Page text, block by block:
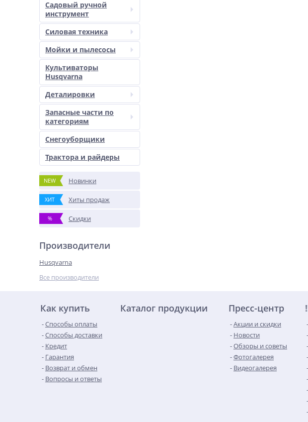
Садовый ручной
инструмент
Силовая техника
Мойки и пылесосы
Культиваторы
Husqvarna
Деталировки
Запасные части по
категориям
Снегоуборщики
Трактора и райдеры
NEW Новинки
ХИТ Хиты продаж
% Скидки
Производители
Husqvarna
Все производители
Как купить
Способы оплаты
Способы доставки
Кредит
Гарантия
Возврат и обмен
Вопросы и ответы
Каталог продукции Пресс-центр
Акции и скидки
Новости
Обзоры и советы
Фотогалерея
Видеогалерея